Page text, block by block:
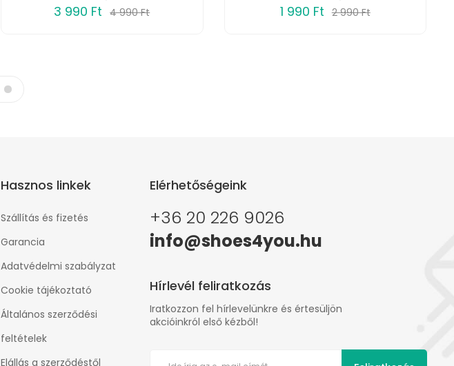
3 990 Ft 4 990 Ft 1 990 Ft 2 990 Ft
Hasznos linkek
Szállítás és fizetés
Garancia
Adatvédelmi szabályzat
Cookie tájékoztató
Általános szerződési
feltételek
Elállás a szerződéstől
Elérhetőségeink
+36 20 226 9026
info@shoes4you.hu
Hírlevél feliratkozás
Iratkozzon fel hírlevelünkre és értesüljön
akcióinkról első kézből!